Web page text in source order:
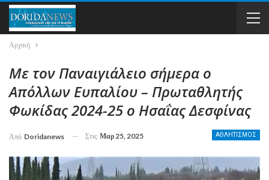
Αρχική
Με τον Παναιγιάλειο σήμερα ο
Απόλλων Ευπαλίου – Πρωταθλητής
Φωκίδας 2024-25 ο Ησαΐας Δεσφίνας
ΑΘΛΗΤΙΣΜΟΣ
Από Doridanews Στις Μαρ 25, 2025